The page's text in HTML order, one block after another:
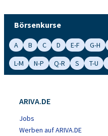
Börsenkurse
A B C D E-F G-H
L-M
N-P Q-R S T-U
ARIVA.DE
Jobs
Werben auf ARIVA.DE